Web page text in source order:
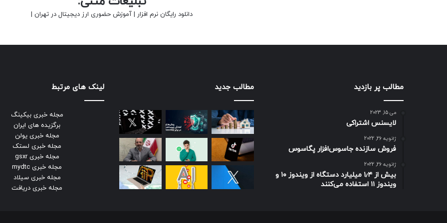
دانلود رایگان نرم افزار | آموزش حضوری ارز دیجیتال در تهران |
مطالب پر بازدید
می 15, 2023
لایسنس اشتراکی
ژانویه 26, 2022
فروش سازنده جاسوس‌افزار پگاسوس
ژانویه 26, 2022
بیش از ۱٫۴ میلیارد دستگاه از ویندوز ۱۰ و
ویندوز ۱۱ استفاده می‌کنند
مطالب جدید لینک های مرتبط
مجله خبری بیکینگ
برگزیده های ایران
مجله خبری یولن
مجله خبری لستک
مجله خبری gsxr
مجله خبری mydtc
مجله خبری سیلاد
مجله خبری دریافت